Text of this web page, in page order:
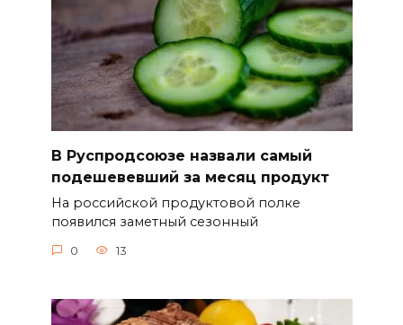
В Руспродсоюзе назвали самый
подешевевший за месяц продукт
На российской продуктовой полке
появился заметный сезонный
0 13